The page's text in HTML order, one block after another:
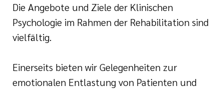
Syndrom
für unsere
Fakten
Die Angebote und Ziele der Klinischen
Psychologie im Rahmen der Rehabilitation sind
vielfältig.
Einerseits bieten wir Gelegenheiten zur
emotionalen Entlastung von Patienten und